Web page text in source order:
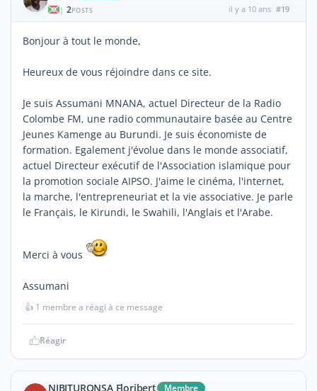
| 2POSTS il y a 10 ans #19
Bonjour à tout le monde,
Heureux de vous réjoindre dans ce site.
Je suis Assumani MNANA, actuel Directeur de la Radio
Colombe FM, une radio communautaire basée au Centre
Jeunes Kamenge au Burundi. Je suis économiste de
formation. Egalement j'évolue dans le monde associatif,
actuel Directeur exécutif de l'Association islamique pour
la promotion sociale AIPSO. J'aime le cinéma, l'internet,
la marche, l'entrepreneuriat et la vie associative. Je parle
le Français, le Kirundi, le Swahili, l'Anglais et l'Arabe.
Merci à vous
Assumani
👍 1 membre a réagi à ce message
Réagir
NIBITURONSA Floribert Membre